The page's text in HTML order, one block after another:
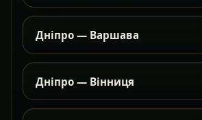
Дніпро — Варшава
Дніпро — Вінниця